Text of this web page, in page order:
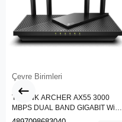
Çevre Birimleri
TP-LINK ARCHER AX55 3000
MBPS DUAL BAND GIGABIT Wi-Fi
6 ROUTER